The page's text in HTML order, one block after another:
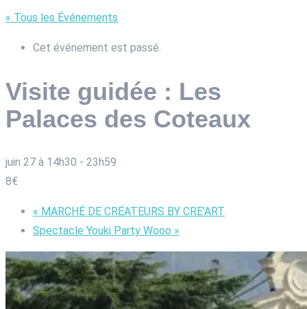
« Tous les Événements
Cet événement est passé.
Visite guidée : Les
Palaces des Coteaux
juin 27 à 14h30 - 23h59
8€
« MARCHÉ DE CRÉATEURS BY CRE’ART
Spectacle Youki Party Wooo »